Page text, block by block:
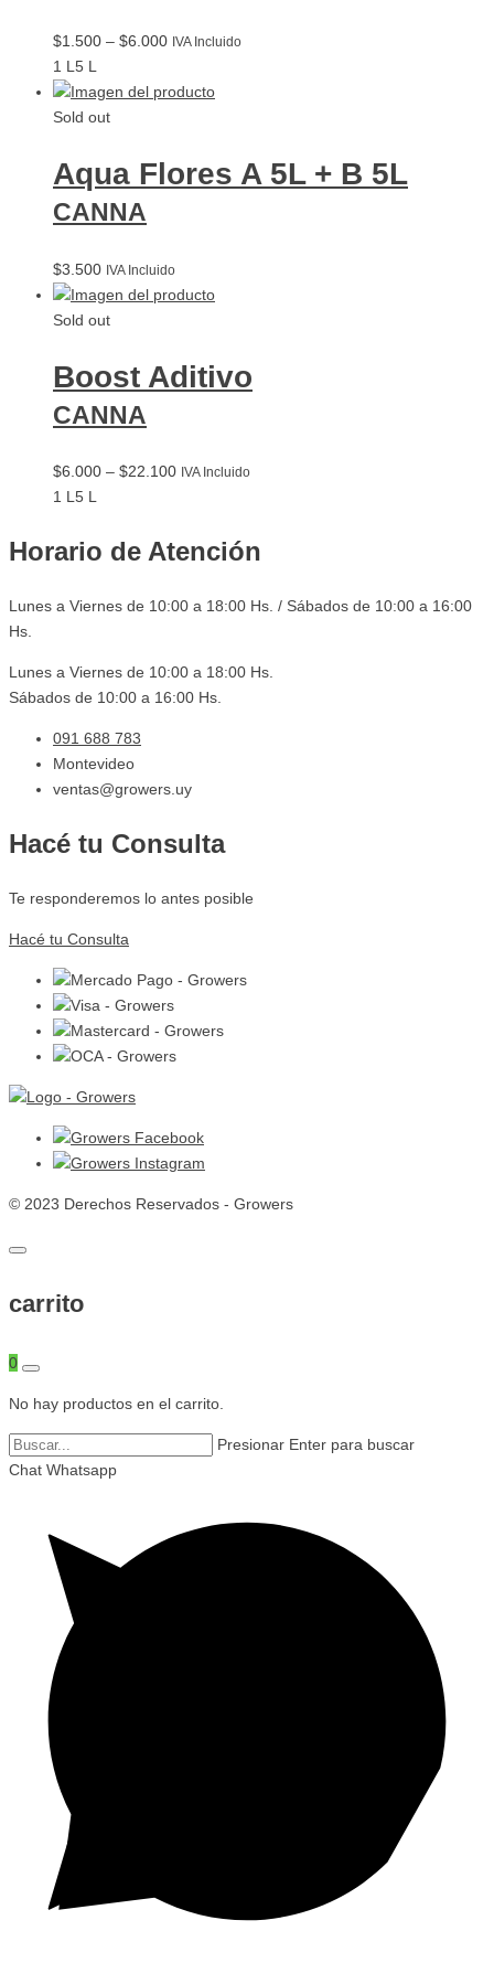
$1.500 – $6.000 IVA Incluido
1 L 5 L
Sold out
Aqua Flores A 5L + B 5L
CANNA
$3.500 IVA Incluido
Sold out
Boost Aditivo
CANNA
$6.000 – $22.100 IVA Incluido
1 L 5 L
Horario de Atención
Lunes a Viernes de 10:00 a 18:00 Hs. / Sábados de 10:00 a 16:00
Hs.
Lunes a Viernes de 10:00 a 18:00 Hs.
Sábados de 10:00 a 16:00 Hs.
091 688 783
Montevideo
ventas@growers.uy
Hacé tu Consulta
Te responderemos lo antes posible
Hacé tu Consulta
© 2023 Derechos Reservados - Growers
carrito
0
No hay productos en el carrito.
Presionar Enter para buscar
Chat Whatsapp